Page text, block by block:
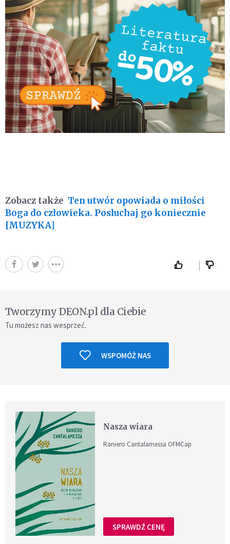
Zobacz także Ten utwór opowiada o miłości
Boga do człowieka. Posłuchaj go koniecznie
[MUZYKA]
Tworzymy DEON.pl dla Ciebie
Tu możesz nas wesprzeć.
WSPOMÓŻ NAS
Nasza wiara
Raniero Cantalamessa OFMCap
SPRAWDŹ CENĘ